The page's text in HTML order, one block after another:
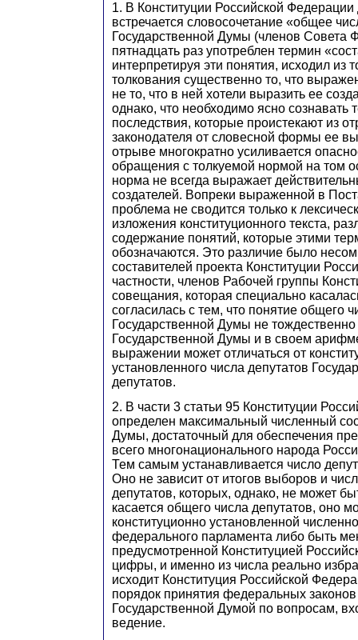
1. В Конституции Российской Федерации
встречается словосочетание «общее
Государственной Думы (членов Совета
пятнадцать раз употреблен термин
интерпретируя эти понятия, исходил из
толкования существенно то, что
не то, что в ней хотели выразить ее
однако, что необходимо ясно сознавать
последствия, которые проистекают из
законодателя от словесной формы ее
отрыве многократно усиливается
обращения с толкуемой нормой на том
норма не всегда выражает
создателей. Вопреки выраженной в
проблема не сводится только к
изложения конституционного текста,
содержание понятий, которые этими
обозначаются. Это различие было
составителей проекта Конституции
частности, членов Рабочей группы
совещания, которая специально
согласилась с тем, что понятие общего
Государственной Думы не
Государственной Думы и в своем
выражении может отличаться от
установленного числа депутатов
депутатов.
2. В части 3 статьи 95 Конституции
определен максимальный численный
Думы, достаточный для обеспечения
всего многонационального народа
Тем самым устанавливается число
Оно не зависит от итогов выборов и
депутатов, которых, однако, не может
касается общего числа депутатов, оно
конституционно установленной
федерального парламента либо быть
предусмотренной Конституцией
цифры, и именно из числа реально
исходит Конституция Российской
порядок принятия федеральных
Государственной Думой по вопросам,
ведение.